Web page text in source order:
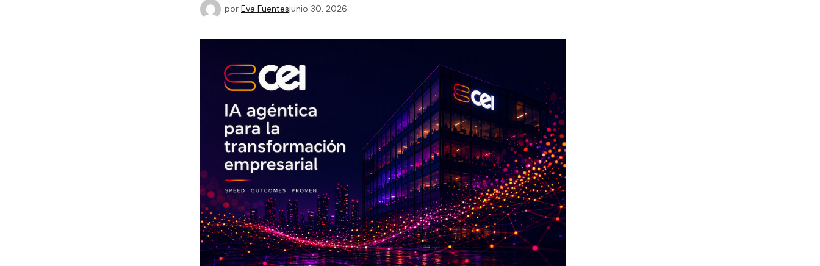
por Eva Fuentesjunio 30, 2026